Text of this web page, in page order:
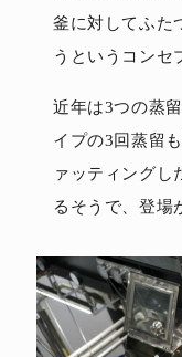
釜に対してふた
うというコンセ
近年は3つの蒸
イプの3回蒸留
ァッティングし
るそうで、登場